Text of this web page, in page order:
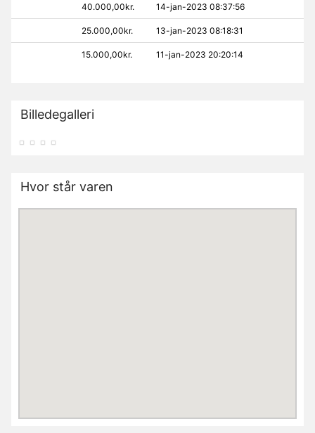
40.000,00kr. 14-jan-2023 08:37:56
25.000,00kr. 13-jan-2023 08:18:31
15.000,00kr. 11-jan-2023 20:20:14
Billedegalleri
Hvor står varen